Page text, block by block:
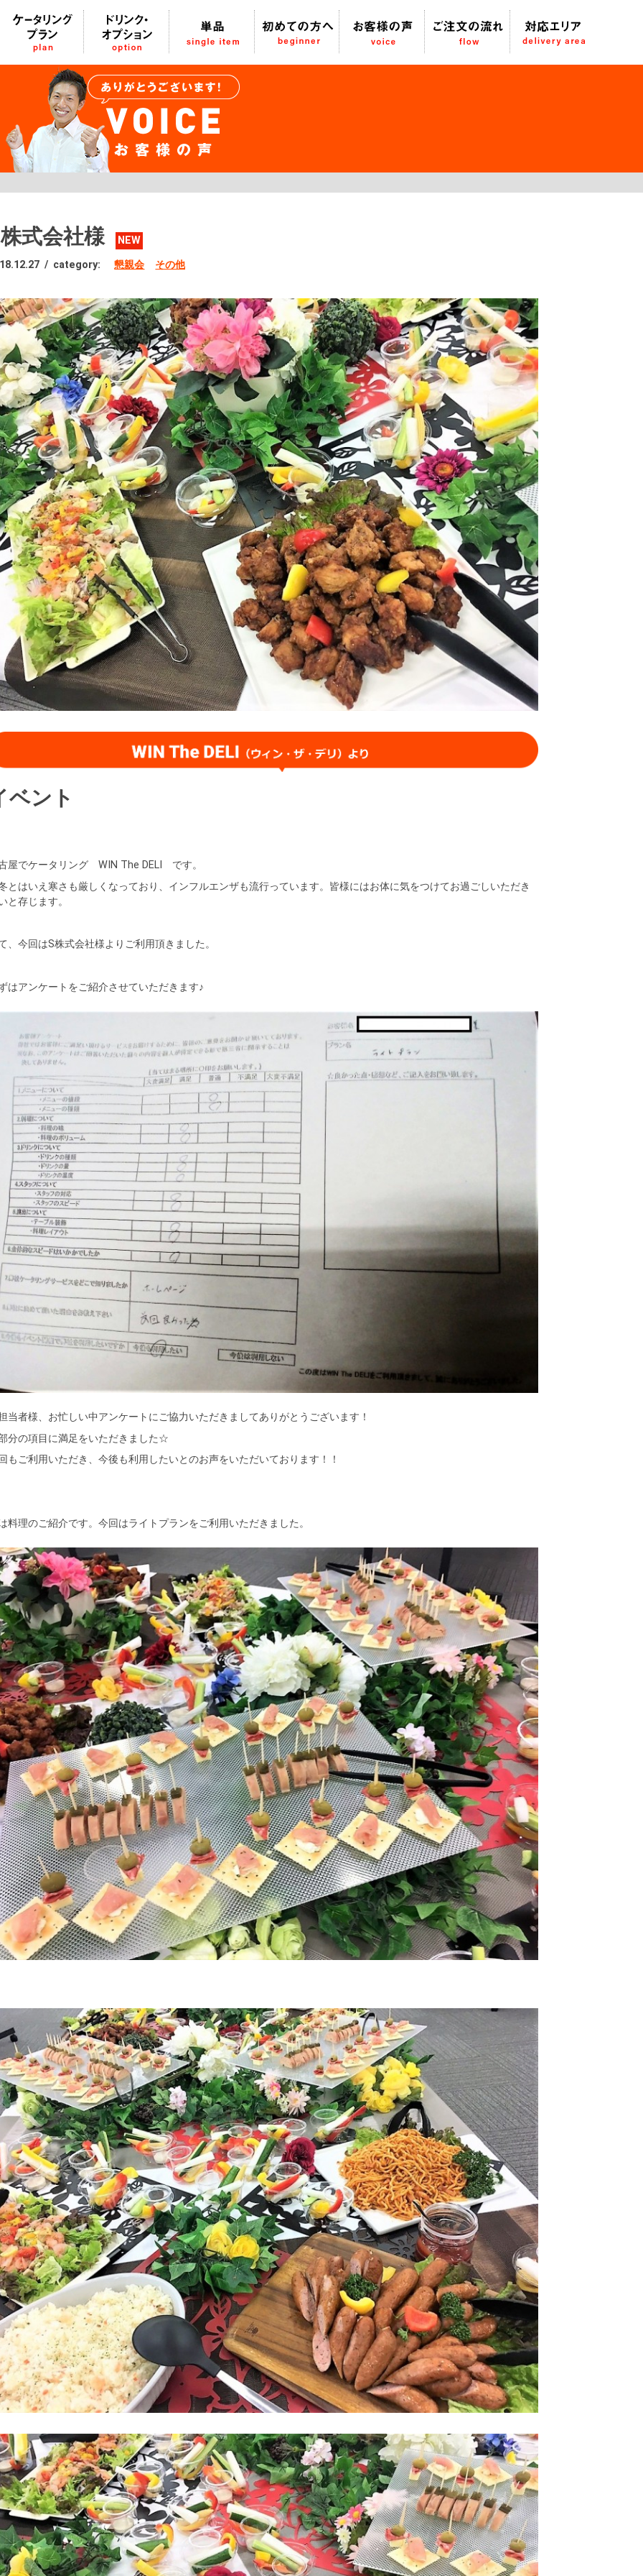
式会社様 NEW
/ category: 懇親会 その他
ベント
屋でケータリング WIN The DELI です。
とはいえ寒さも厳しくなっており、インフルエンザも流行っています。皆様にはお体に気をつけてお過ごしいただき
と存じます。
、今回はS株式会社様よりご利用頂きました。
はアンケートをご紹介させていただきます♪
当者様、お忙しい中アンケートにご協力いただきましてありがとうございます！
分の項目に満足をいただきました☆
もご利用いただき、今後も利用したいとのお声をいただいております！！
料理のご紹介です。今回はライトプランをご利用いただきました。